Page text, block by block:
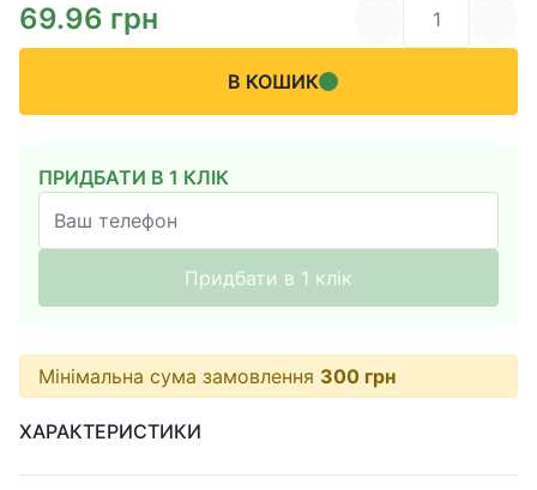
69.96 грн
В КОШИК
ПРИДБАТИ В 1 КЛІК
Придбати в 1 клік
Мінімальна сума замовлення 300 грн
ХАРАКТЕРИСТИКИ